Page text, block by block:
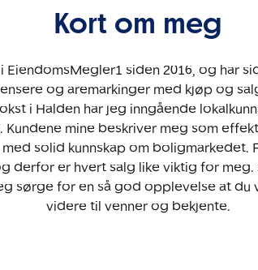
Kort om meg
EiendomsMegler1 siden 2016, og har
og aremarkinger med kjøp og
i Halden har jeg inngående
Kundene mine beskriver meg som
solid kunnskap om boligmarkedet.
derfor er hvert salg like viktig for meg.
sørge for en så god opplevelse at du
videre til venner og bekjente.